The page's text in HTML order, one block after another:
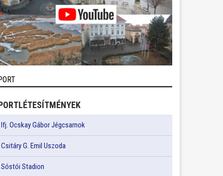
Ifj. Ocskay Gábor Jégcsarnok
Csitáry G. Emil Uszoda
Sóstói Stadion